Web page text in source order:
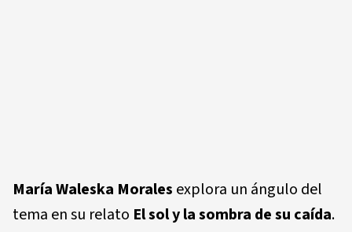
María Waleska Morales explora un ángulo del
tema en su relato El sol y la sombra de su caída.